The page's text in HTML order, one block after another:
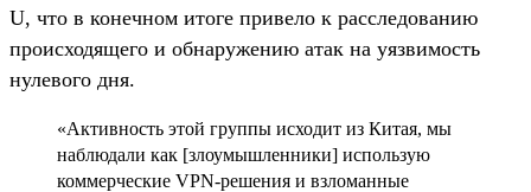
U, что в конечном итоге привело к расследованию
происходящего и обнаружению атак на уязвимость
нулевого дня.
«Активность этой группы исходит из Китая, мы
наблюдали как [злоумышленники] использую
коммерческие VPN-решения и взломанные